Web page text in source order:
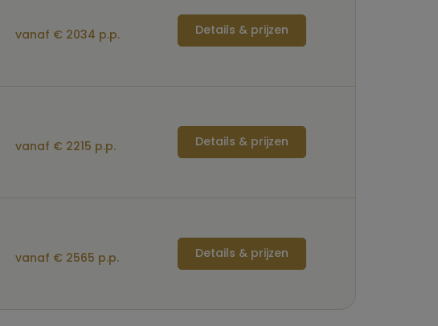
vanaf € 2034 p.p. Details & prijzen
vanaf € 2215 p.p. Details & prijzen
vanaf € 2565 p.p. Details & prijzen